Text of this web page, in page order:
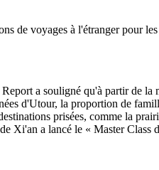
de voyages à l'étranger pour
a souligné qu'à partir de
d'Utour, la proportion de
prisées, comme la
Xi'an a lancé le « Master